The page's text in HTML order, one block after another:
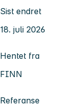
Sist endret
18. juli 2026
Hentet fra
FINN
Referanse